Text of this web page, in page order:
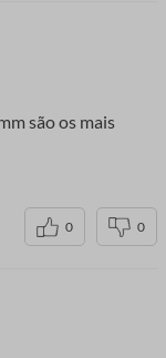
são os mais
0 0